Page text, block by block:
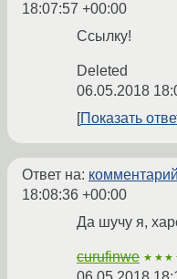
18:07:57 +00:00
Ссылку!
Deleted
06.05.2018
Показать
Ответ на: комментарий
18:08:36 +00:00
Да шучу я,
curufinwe